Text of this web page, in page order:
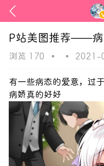
P站美图推荐——病
浏览 170 • • 2021-
有一些病态的爱意，过
病娇真的好好